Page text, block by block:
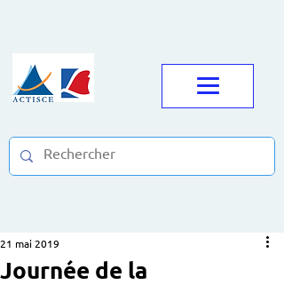
Journée de la
21 mai 2019